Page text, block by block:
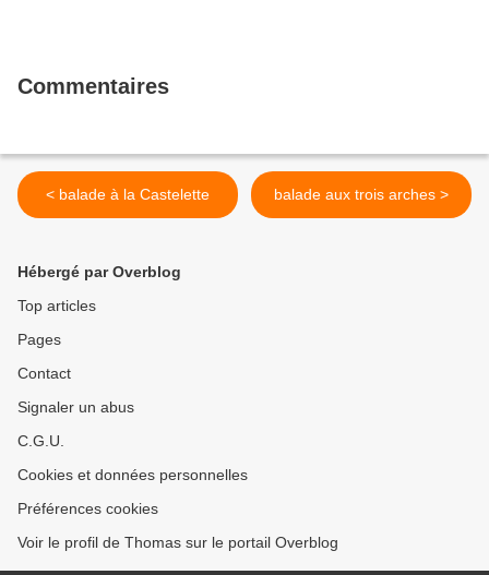
Commentaires
< balade à la Castelette balade aux trois arches >
Hébergé par Overblog
Top articles
Pages
Contact
Signaler un abus
C.G.U.
Cookies et données personnelles
Préférences cookies
Voir le profil de Thomas sur le portail Overblog